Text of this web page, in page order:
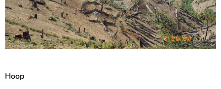
Hoop